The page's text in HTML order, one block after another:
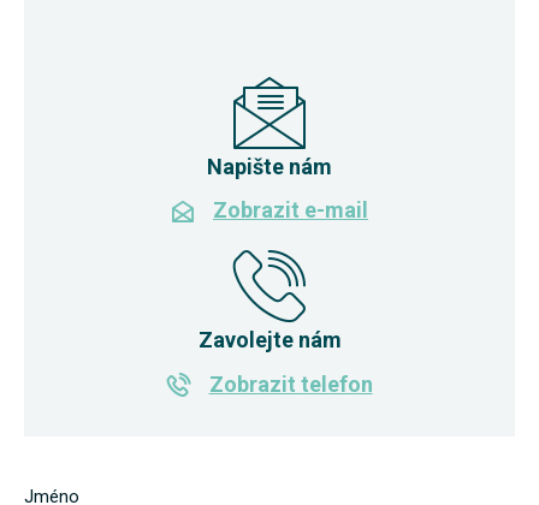
Napište nám
Zobrazit e-mail
Zavolejte nám
Zobrazit telefon
Jméno